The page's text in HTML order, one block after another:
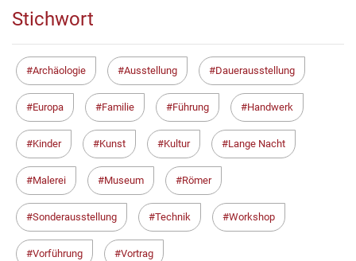
Stichwort
Archäologie Ausstellung Dauerausstellung
Europa Familie Führung Handwerk
Kinder Kunst Kultur Lange Nacht
Malerei Museum Römer
Sonderausstellung Technik Workshop
Vorführung Vortrag